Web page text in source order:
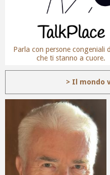
Parla con persone congeniali
che ti stanno a cuore.
> Il mondo